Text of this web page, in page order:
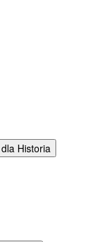
Historia